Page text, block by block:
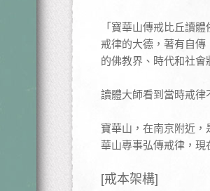
「寶華山傳戒比丘讀
戒律的大德，著有自
的佛教界、時代和社
讀體大師看到當時戒
寶華山，在南京附近
華山專事弘傳戒律，
[戒本架構]